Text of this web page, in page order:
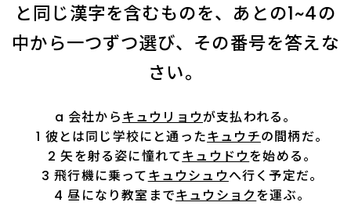
と同じ漢字を含むものを、あとの1~4の
中から一つずつ選び、その番号を答えな
さい。
a 会社からキュウリョウが支払われる。
1 彼とは同じ学校にと通ったキュウチの間柄だ。
2 矢を射る姿に憧れてキュウドウを始める。
3 飛行機に乗ってキュウシュウへ行く予定だ。
4 昼になり教室までキュウショクを運ぶ。